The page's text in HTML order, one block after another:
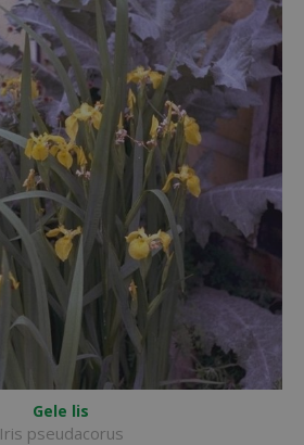
Gele lis
Iris pseudacorus